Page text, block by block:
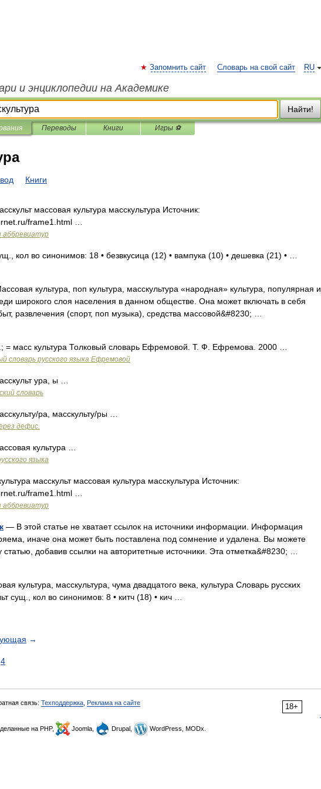
RU
Запомнить сайт Словарь на свой сайт
и энциклопедии на Академике
Найти!
Переводы Книги Игры ⚽
Книги
массовая культура масскультура Источник:
frame1.html …
аббревиатур
кол во синонимов: 18 • безвкусица (12) • вампука (10) • дешевка (21) • …
культура, поп культура, масскультура «народная» культура, популярная и
широкого слоя населения в данном обществе. Она может включать в себя
развлечения (спорт, поп музыка), средства массовой&#8230; …
= масс культура Толковый словарь Ефремовой. Т. Ф. Ефремова. 2000 …
словарь русского языка Ефремовой
ура, ы …
словарь
ра, масскульту/ры …
дефис.
культура …
языка
масскульт массовая культура масскультура Источник:
frame1.html …
аббревиатур
— В этой статье не хватает ссылок на источники информации. Информация
иначе она может быть поставлена под сомнение и удалена. Вы можете
статью, добавив ссылки на авторитетные источники. Эта отметка&#8230; …
культура, масскультура, чума двадцатого века, культура Словарь русских
сущ., кол во синонимов: 8 • китч (18) • кич …
→
4
18+
связь: Техподдержка Реклама на сайте
на PHP, Joomla, Drupal, WordPress, MODx.